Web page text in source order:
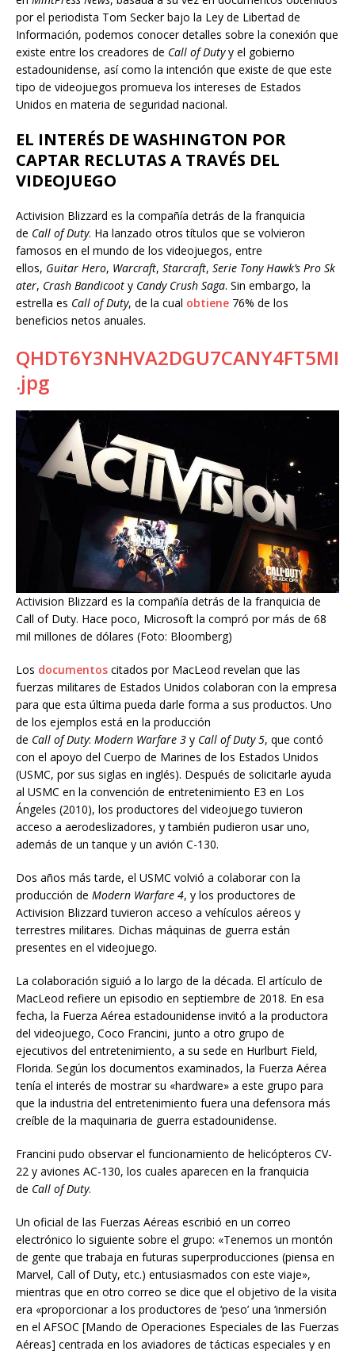
por el periodista Tom Secker bajo la Ley de Libertad de
Información, podemos conocer detalles sobre la conexión que
existe entre los creadores de Call of Dutyy el gobierno
estadounidense, así como la intención que existe de que este
tipo de videojuegos promueva los intereses de Estados
Unidos en materia de seguridad nacional.
EL INTERÉS DE WASHINGTON POR
CAPTAR RECLUTAS A TRAVÉS DEL
VIDEOJUEGO
Activision Blizzard es la compañía detrás de la franquicia
de Call of Duty. Ha lanzado otros títulos que se volvieron
famosos en el mundo de los videojuegos, entre
ellos, Guitar Hero, Warcraft, Starcraft, Serie Tony Hawk’s Pro Sk
ater, Crash Bandicoot y Candy Crush Saga. Sin embargo, la
estrella es Call of Duty, de la cual obtiene 76% de los
beneficios netos anuales.
QHDT6Y3NHVA2DGU7CANY4FT5MI
.jpg
Activision Blizzard es la compañía detrás de la franquicia de
Call of Duty. Hace poco, Microsoft la compró por más de 68
mil millones de dólares (Foto: Bloomberg)
Los documentos citados por MacLeod revelan que las
fuerzas militares de Estados Unidos colaboran con la empresa
para que esta última pueda darle forma a sus productos. Uno
de los ejemplos está en la producción
de Call of Duty: Modern Warfare 3 y Call of Duty 5, que contó
con el apoyo del Cuerpo de Marines de los Estados Unidos
(USMC, por sus siglas en inglés). Después de solicitarle ayuda
al USMC en la convención de entretenimiento E3 en Los
Ángeles (2010), los productores del videojuego tuvieron
acceso a aerodeslizadores, y también pudieron usar uno,
además de un tanque y un avión C-130.
Dos años más tarde, el USMC volvió a colaborar con la
producción de Modern Warfare 4, y los productores de
Activision Blizzard tuvieron acceso a vehículos aéreos y
terrestres militares. Dichas máquinas de guerra están
presentes en el videojuego.
La colaboración siguió a lo largo de la década. El artículo de
MacLeod refiere un episodio en septiembre de 2018. En esa
fecha, la Fuerza Aérea estadounidense invitó a la productora
del videojuego, Coco Francini, junto a otro grupo de
ejecutivos del entretenimiento, a su sede en Hurlburt Field,
Florida. Según los documentos examinados, la Fuerza Aérea
tenía el interés de mostrar su «hardware» a este grupo para
que la industria del entretenimiento fuera una defensora más
creíble de la maquinaria de guerra estadounidense.
Francini pudo observar el funcionamiento de helicópteros CV-
22 y aviones AC-130, los cuales aparecen en la franquicia
de Call of Duty.
Un oficial de las Fuerzas Aéreas escribió en un correo
electrónico lo siguiente sobre el grupo: «Tenemos un montón
de gente que trabaja en futuras superproducciones (piensa en
Marvel, Call of Duty, etc.) entusiasmados con este viaje»,
mientras que en otro correo se dice que el objetivo de la visita
era «proporcionar a los productores de ‘peso’ una ‘inmersión
en el AFSOC [Mando de Operaciones Especiales de las Fuerzas
Aéreas] centrada en los aviadores de tácticas especiales y en